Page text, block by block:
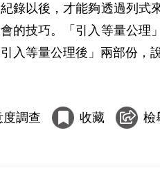
紀錄以後，才能夠透過列
的技巧。「引入等量公理
入等量公理後」兩部份，
度調查 收藏 檢